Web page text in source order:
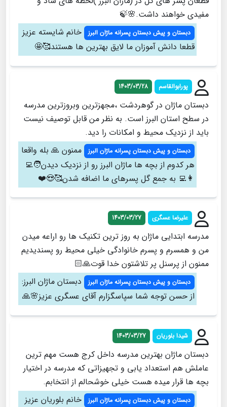
مفیدی خواهند داشت.🌸🍃
دبستان و پیش دبستان پسرانه ماژان البرز
خانم شایسته عزیز
قطعا دانش آموزان ما لایق بهترین ها هستند🥰🤩
پورابوالقاسم 1403/03/28
دبستان ماژان در گوهردشت ،مجهزترین ‌وبروزترین مدرسه
در سطح استان البرز است. به نظر من قابل توصیف نیست
باید از نزدیک محیط و امکانات را دید.
دبستان و پیش دبستان پسرانه ماژان البرز
ممنون 🙏 بله واقعا
هر کدوم از بچه ها ماژان البرز رو از نزدیک دیدن🧑‍💻
👩‍💻 به جمع گل پسرهای ما اضافه شدن🥰😍❤️
علیرضا عسگری 1403/03/27
مدرسه ابتدایی ماژان به روز ترین تکنیک ها رو اراعه میدن
من و همسرم و پسرم خانوادگی خیلی محیط رو پسندیدیم
ممنون از پرسنل پر تلاشتون خدا قوت🙏🏻
دبستان و پیش دبستان پسرانه ماژان البرز
دبستان ماژان البرز:
از حسن توجه شما سپاسگزارم آقای عسگری عزیز🌸🙏
شیدا بلوریان 1403/03/27
دبستان ماژان بهترین مدرسه داخل کرج هست مهم ترین
عاملش هم استعداد یابی و تجهیزاتی که مدرسه در اختیار
بچه ها قرار میده هست خیلی خوشحالم از انتخابم.
دبستان و پیش دبستان پسرانه ماژان البرز
خانم بلوریان عزیز